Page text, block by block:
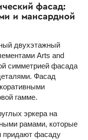
фасад:
и мансардной
двухэтажный
Arts and
симметрией фасада
Фасад
гамме.
эркера на
рамами, которые
придают фасаду